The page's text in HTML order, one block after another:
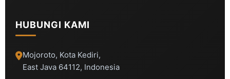
HUBUNGI KAMI
Mojoroto, Kota Kediri,
East Java 64112, Indonesia